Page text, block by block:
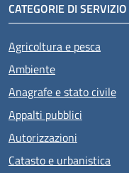
CATEGORIE DI SERVIZIO
Agricoltura e pesca
Ambiente
Anagrafe e stato civile
Appalti pubblici
Autorizzazioni
Catasto e urbanistica